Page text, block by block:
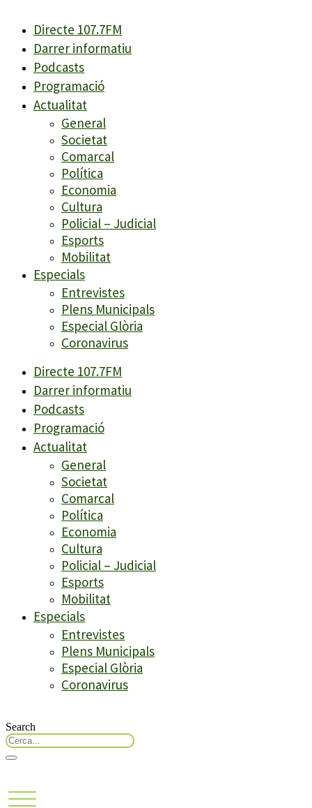
Directe 107.7FM
Darrer informatiu
Podcasts
Programació
Actualitat
General
Societat
Comarcal
Política
Economia
Cultura
Policial – Judicial
Esports
Mobilitat
Especials
Entrevistes
Plens Municipals
Especial Glòria
Coronavirus
Directe 107.7FM
Darrer informatiu
Podcasts
Programació
Actualitat
General
Societat
Comarcal
Política
Economia
Cultura
Policial – Judicial
Esports
Mobilitat
Especials
Entrevistes
Plens Municipals
Especial Glòria
Coronavirus
Search